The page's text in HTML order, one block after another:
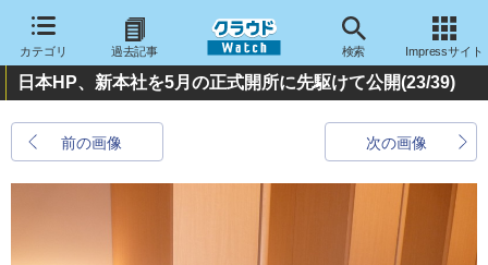
カテゴリ 過去記事 検索 Impressサイト
日本HP、新本社を5月の正式開所に先駆けて公開(23/39)
前の画像 次の画像